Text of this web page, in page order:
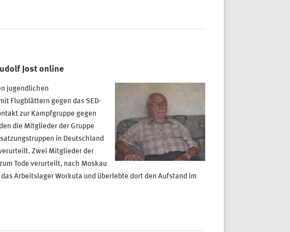
Jost online
jugendlichen
Flugblättern gegen das SED-
zur Kampfgruppe gegen
die Mitglieder der Gruppe
in Deutschland
Zwei Mitglieder der
Tode verurteilt, nach Moskau
Arbeitslager Workuta und überlebte dort den Aufstand im